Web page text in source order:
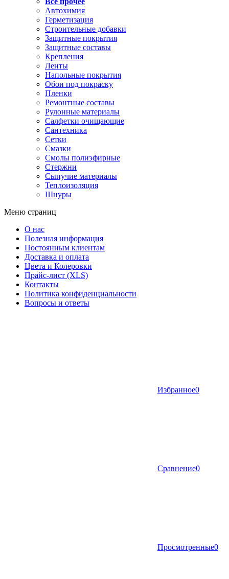
Автохимия
Герметизация
Строительные добавки
Защитные покрытия
Защитные составы
Крепления
Ленты
Напольные покрытия
Обои под покраску
Пленки
Ремонтные составы
Рулонные материалы
Салфетки очищающие
Сантехника
Сетки
Смазки
Смолы полиэфирные
Стержни
Сыпучие материалы
Теплоизоляция
Шнуры
Меню страниц
О нас
Полезная информация
Постоянным клиентам
Доставка и оплата
Цвета и Колеровки
Прайс-лист (XLS)
Контакты
Политика конфиденциальности
Вопросы и ответы
Избранное0
Сравнение0
Просмотренные0